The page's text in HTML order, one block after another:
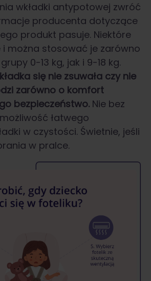
wkładki antypotowej zwróć
producenta dotyczące
produkt pasuje. Niektóre
i można stosować je zarówno
0-13 kg, jak i 9-18 kg.
się nie zsuwała czy nie
zarówno o komfort
bezpieczeństwo. Nie bez
łatwego
w czystości. Świetnie, jeśli
w pralce.